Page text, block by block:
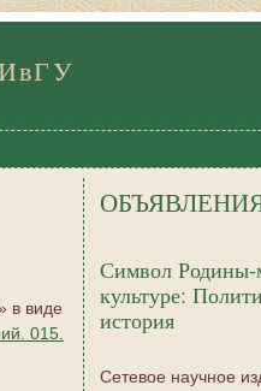
в виде
015.
Символ Родины-
культуре:
история
Сетевое научное